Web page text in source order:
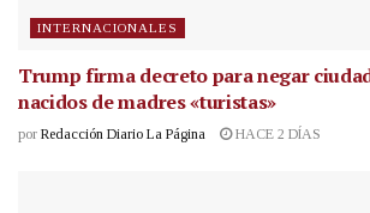
INTERNACIONALES
Trump firma decreto para negar
nacidos de madres «turistas»
por Redacción Diario La Página HACE 2 DÍAS